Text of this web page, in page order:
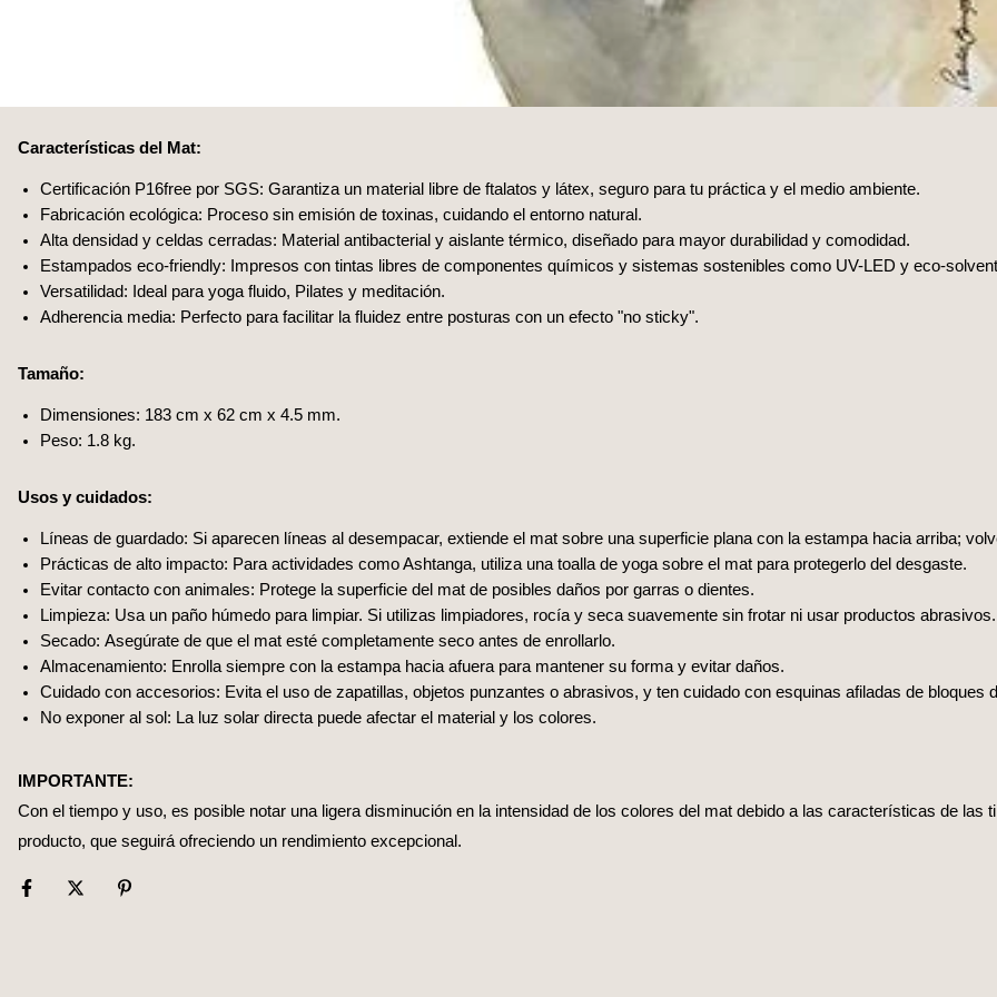
Características del Mat:
Certificación P16free por SGS: Garantiza un material libre de ftalatos y látex, seguro para tu práctica y el medio ambiente.
Fabricación ecológica: Proceso sin emisión de toxinas, cuidando el entorno natural.
Alta densidad y celdas cerradas: Material antibacterial y aislante térmico, diseñado para mayor durabilidad y comodidad.
Estampados eco-friendly: Impresos con tintas libres de componentes químicos y sistemas sostenibles como UV-LED y eco-
Versatilidad: Ideal para yoga fluido, Pilates y meditación.
Adherencia media: Perfecto para facilitar la fluidez entre posturas con un efecto "no sticky".
Tamaño:
Dimensiones: 183 cm x 62 cm x 4.5 mm.
Peso: 1.8 kg.
Usos y cuidados:
Líneas de guardado: Si aparecen líneas al desempacar, extiende el mat sobre una superficie plana con la estampa hacia arriba;
Prácticas de alto impacto: Para actividades como Ashtanga, utiliza una toalla de yoga sobre el mat para protegerlo del desgaste.
Evitar contacto con animales: Protege la superficie del mat de posibles daños por garras o dientes.
Limpieza: Usa un paño húmedo para limpiar. Si utilizas limpiadores, rocía y seca suavemente sin frotar ni usar productos abrasivos.
Secado: Asegúrate de que el mat esté completamente seco antes de enrollarlo.
Almacenamiento: Enrolla siempre con la estampa hacia afuera para mantener su forma y evitar daños.
Cuidado con accesorios: Evita el uso de zapatillas, objetos punzantes o abrasivos, y ten cuidado con esquinas afiladas de bloques
No exponer al sol: La luz solar directa puede afectar el material y los colores.
IMPORTANTE:
Con el tiempo y uso, es posible notar una ligera disminución en la intensidad de los colores del mat debido a las características de las
producto, que seguirá ofreciendo un rendimiento excepcional.